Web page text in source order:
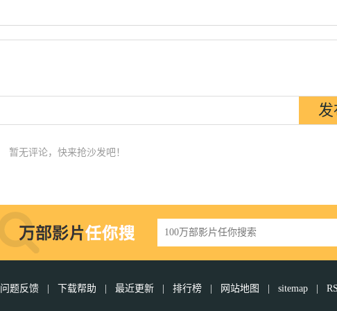
暂无评论，快来抢沙发吧！
问题反馈 | 下载帮助 | 最近更新 | 排行榜 | 网站地图 | sitemap |